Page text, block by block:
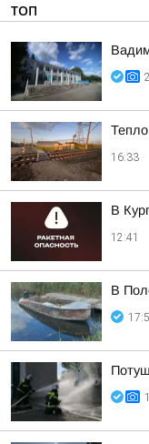
ТОП
16:33
В
12:41
В